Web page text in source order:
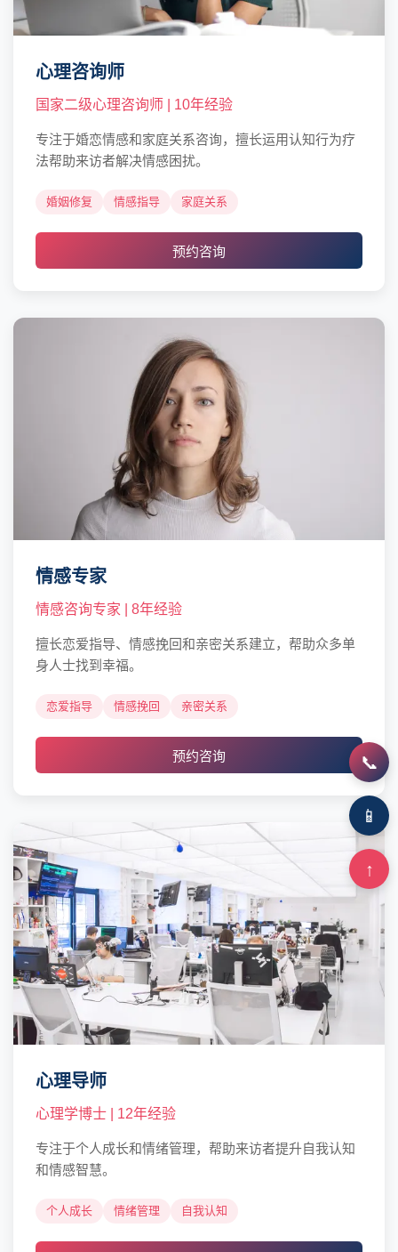
心理咨询师
国家二级心理咨询师 | 10年经验
专注于婚恋情感和家庭关系咨询，擅长运用认知行为疗
法帮助来访者解决情感困扰。
婚姻修复 情感指导 家庭关系
预约咨询
情感专家
情感咨询专家 | 8年经验
擅长恋爱指导、情感挽回和亲密关系建立，帮助众多单
身人士找到幸福。
恋爱指导 情感挽回 亲密关系
预约咨询
心理导师
心理学博士 | 12年经验
专注于个人成长和情绪管理，帮助来访者提升自我认知
和情感智慧。
个人成长 情绪管理 自我认知
📞
📱
↑